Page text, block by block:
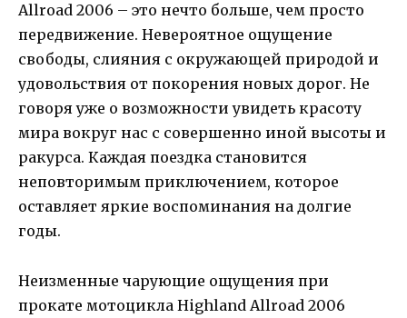
Allroad 2006 – это нечто больше, чем просто
передвижение. Невероятное ощущение
свободы, слияния с окружающей природой и
удовольствия от покорения новых дорог. Не
говоря уже о возможности увидеть красоту
мира вокруг нас с совершенно иной высоты и
ракурса. Каждая поездка становится
неповторимым приключением, которое
оставляет яркие воспоминания на долгие
годы.
Неизменные чарующие ощущения при
прокате мотоцикла Highland Allroad 2006